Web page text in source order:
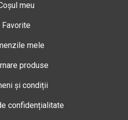
meu
Favorite
mele
produse
și condiții
confidențialitate